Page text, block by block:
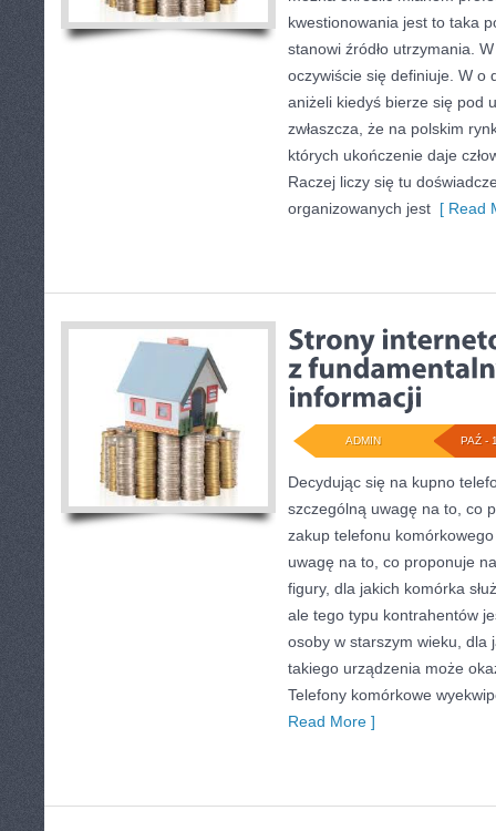
kwestionowania jest to taka
stanowi źródło utrzymania.
oczywiście się definiuje. W o
aniżeli kiedyś bierze się pod
zwłaszcza, że na polskim
których ukończenie daje
Raczej liczy się tu
organizowanych jest [ Read
PAŹ -
ADMIN
Decydując się na kupno
szczególną uwagę na to, co
zakup telefonu
uwagę na to, co proponuje
figury, dla jakich komórka
ale tego typu kontrahentów
osoby w starszym wieku, dla
takiego urządzenia może
Telefony komórkowe
Read More ]